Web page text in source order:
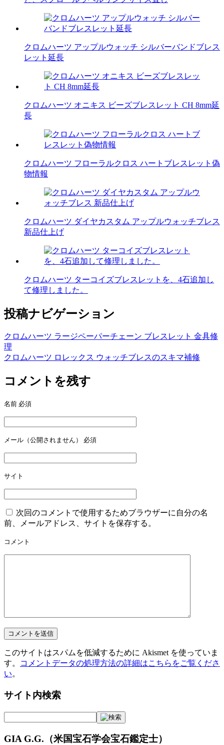
クロムハーツ アップルウォッチ シルバーバンドブレス
レット延長
クロムハーツ オニキス ビーズブレスレット CH 8mm延
長
クロムハーツ フローラルクロス ハートブレスレット偽
物情報
クロムハーツ ダイヤカスタム アップルウォッチブレス
新品仕上げ
クロムハーツ ターコイズブレスレットを、4石追加し
て修理しました。
投稿ナビゲーション
クロムハーツ ラージペーパーチェーン ブレスレット 金具修
理
クロムハーツ ロレックス ウォッチブレスのスキマ補修
コメントを残す
名前 必須
メール（公開されません） 必須
サイト
次回のコメントで使用するためブラウザーに自分の名
前、メールアドレス、サイトを保存する。
コメント
このサイトはスパムを低減するために Akismet を使っていま
す。
コメントデータの処理方法の詳細はこちらをご覧くださ
い。
サイト内検索
GIA G.G.（米国宝石学会宝石鑑定士）